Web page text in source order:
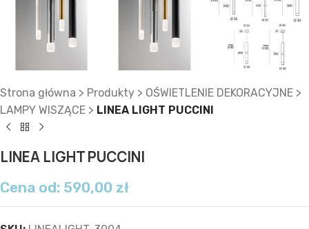
Strona główna > Produkty > OŚWIETLENIE DEKORACYJNE >
LAMPY WISZĄCE > LINEA LIGHT PUCCINI
LINEA LIGHT PUCCINI
Cena od: 590,00 zł